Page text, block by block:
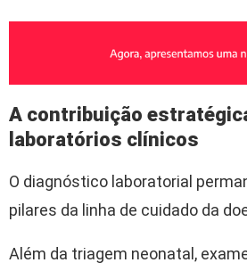
A contribuição
laboratórios clínicos
O diagnóstico laboratorial
pilares da linha de cuidado da
Além da triagem neonatal,